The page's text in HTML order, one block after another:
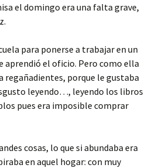
el domingo era una falta grave,
para ponerse a trabajar en un
aprendió el oficio. Pero como ella
regañadientes, porque le gustaba
leyendo…, leyendo los libros
pues era imposible comprar
cosas, lo que si abundaba era
en aquel hogar: con muy